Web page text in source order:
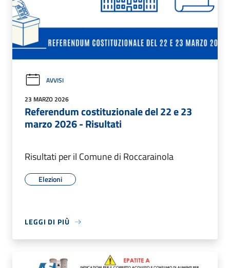
AVVISI
23 MARZO 2026
Referendum costituzionale del 22 e 23
marzo 2026 - Risultati
Risultati per il Comune di Roccarainola
Elezioni
LEGGI DI PIÙ